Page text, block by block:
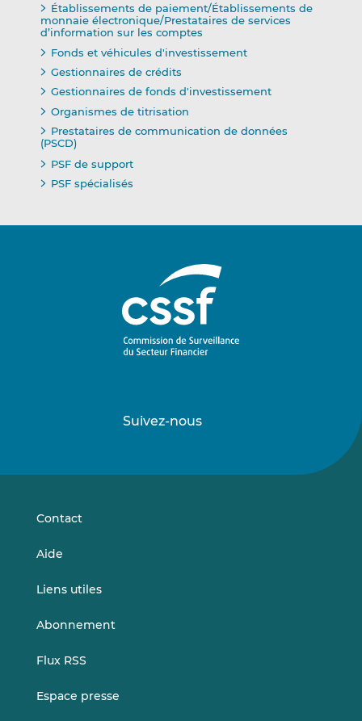
Établissements de paiement/Établissements de
monnaie électronique/Prestataires de services
d’information sur les comptes
Fonds et véhicules d'investissement
Gestionnaires de crédits
Gestionnaires de fonds d'investissement
Organismes de titrisation
Prestataires de communication de données
(PSCD)
PSF de support
PSF spécialisés
Suivez-nous
sursur
Contact
Aide
Liens utiles
Abonnement
Flux RSS
Espace presse